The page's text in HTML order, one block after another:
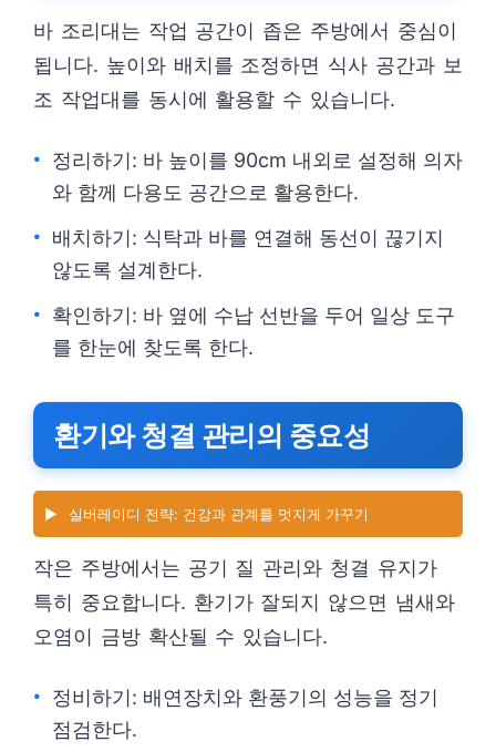
바 조리대는 작업 공간이 좁은 주방에서 중심이
됩니다. 높이와 배치를 조정하면 식사 공간과 보
조 작업대를 동시에 활용할 수 있습니다.
정리하기: 바 높이를 90cm 내외로 설정해 의자
와 함께 다용도 공간으로 활용한다.
배치하기: 식탁과 바를 연결해 동선이 끊기지
않도록 설계한다.
확인하기: 바 옆에 수납 선반을 두어 일상 도구
를 한눈에 찾도록 한다.
환기와 청결 관리의 중요성
▶️ 실버레이디 전략: 건강과 관계를 멋지게 가꾸기
작은 주방에서는 공기 질 관리와 청결 유지가
특히 중요합니다. 환기가 잘되지 않으면 냄새와
오염이 금방 확산될 수 있습니다.
정비하기: 배연장치와 환풍기의 성능을 정기
점검한다.